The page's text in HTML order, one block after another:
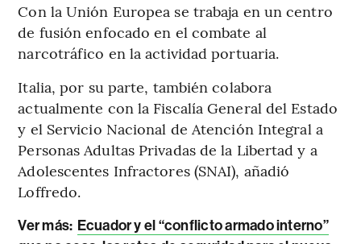
Con la Unión Europea se trabaja en un centro
de fusión enfocado en el combate al
narcotráfico en la actividad portuaria.
Italia, por su parte, también colabora
actualmente con la Fiscalía General del Estado
y el Servicio Nacional de Atención Integral a
Personas Adultas Privadas de la Libertad y a
Adolescentes Infractores (SNAI), añadió
Loffredo.
Ver más: Ecuador y el “conflicto armado interno”